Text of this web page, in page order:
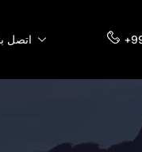
اتصل